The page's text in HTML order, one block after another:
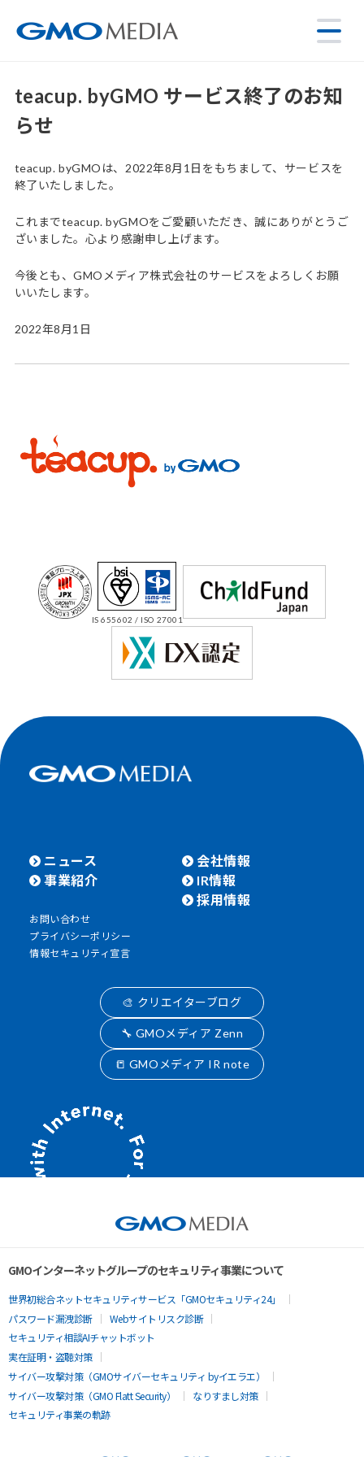
teacup. byGMO サービス終了のお知
らせ
teacup. byGMOは、2022年8月1日をもちまして、サービスを
終了いたしました。
これまでteacup. byGMOをご愛顧いただき、誠にありがとうご
ざいました。心より感謝申し上げます。
今後とも、GMOメディア株式会社のサービスをよろしくお願
いいたします。
2022年8月1日
IS 655602 / ISO 27001
ニュース
事業紹介
会社情報
IR情報
採用情報
お問い合わせ
プライバシーポリシー
情報セキュリティ宣言
🎨 クリエイターブログ
🔧 GMOメディア Zenn
📒 GMOメディア IR note
GMOインターネットグループのセキュリティ事業について
世界初総合ネットセキュリティサービス「GMOセキュリティ24」
パスワード漏洩診断
Webサイトリスク診断
セキュリティ相談AIチャットボット
実在証明・盗聴対策
サイバー攻撃対策（GMOサイバーセキュリティ byイエラエ）
サイバー攻撃対策（GMO Flatt Security）
なりすまし対策
セキュリティ事業の軌跡